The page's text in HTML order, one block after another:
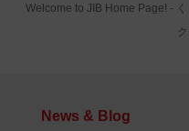
Welcome to JIB Home Page! ‐
News & Blog